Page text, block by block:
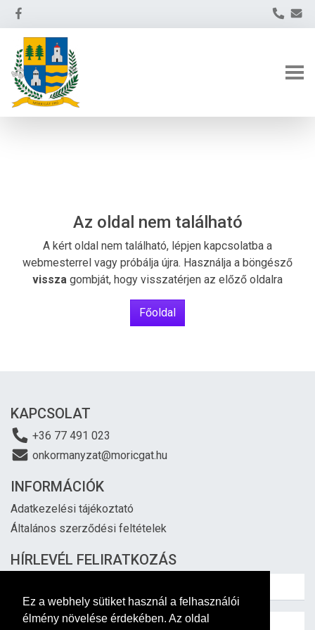
Ez a webhely sütiket használ a felhasználói
élmény növelése érdekében. Az oldal
Az oldal nem található
A kért oldal nem található, lépjen kapcsolatba a
webmesterrel vagy próbálja újra. Használja a böngésző
vissza gombját, hogy visszatérjen az előző oldalra
Főoldal
KAPCSOLAT
+36 77 491 023
onkormanyzat@moricgat.hu
INFORMÁCIÓK
Adatkezelési tájékoztató
Általános szerződési feltételek
HÍRLEVÉL FELIRATKOZÁS